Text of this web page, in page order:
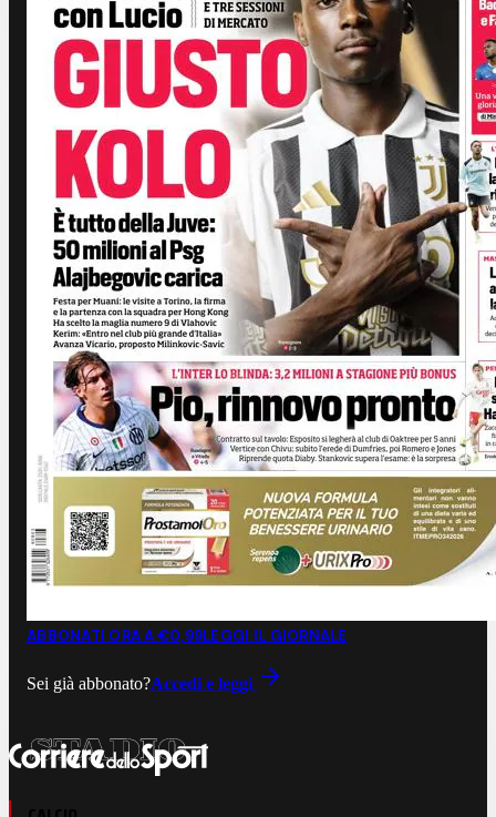
ABBONATI ORA A €0,99LEGGI IL GIORNALE
Sei già abbonato?Accedi e leggi